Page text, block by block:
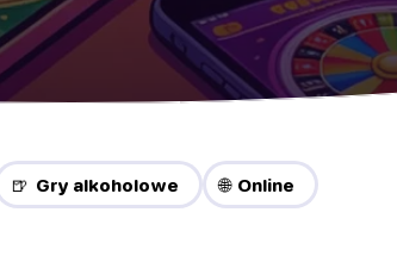
🍺 Gry alkoholowe 🌐 Online